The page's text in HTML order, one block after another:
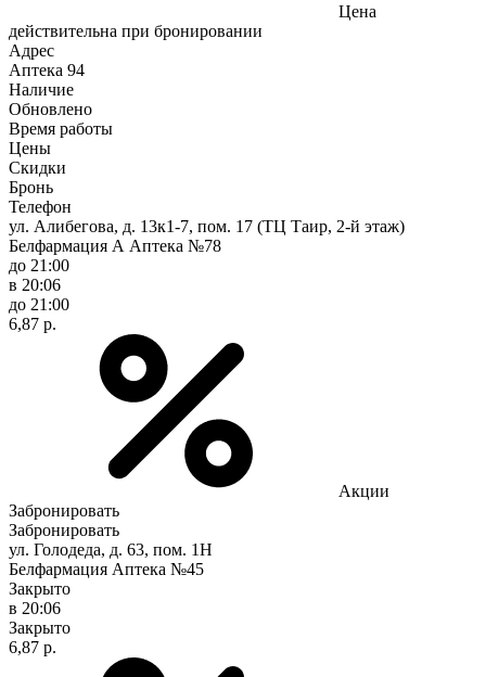
Цена
действительна при бронировании
Адрес
Аптека 94
Наличие
Обновлено
Время работы
Цены
Скидки
Бронь
Телефон
ул. Алибегова, д. 13к1-7, пом. 17 (ТЦ Таир, 2-й этаж)
Белфармация А Аптека №78
до 21:00
в 20:06
до 21:00
6,87 р.
Акции
Забронировать
Забронировать
ул. Голодеда, д. 63, пом. 1Н
Белфармация Аптека №45
Закрыто
в 20:06
Закрыто
6,87 р.